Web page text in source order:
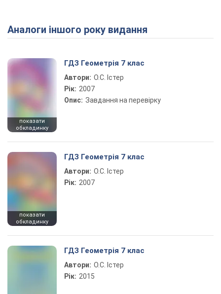
Play Video
Аналоги іншого року видання
показати
обкладинку
ГДЗ Геометрія 7 клас
Автори: О.С. Істер
Рік: 2007
Опис: Завдання на перевірку
показати
обкладинку
ГДЗ Геометрія 7 клас
Автори: О.С. Істер
Рік: 2007
ГДЗ Геометрія 7 клас
Автори: О.С. Істер
Рік: 2015